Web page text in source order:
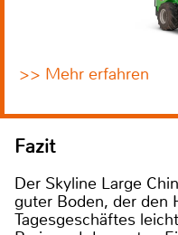
>> Mehr erfahren
Fazit
Der Skyline Large
guter Boden, der den
Tagesgeschäftes